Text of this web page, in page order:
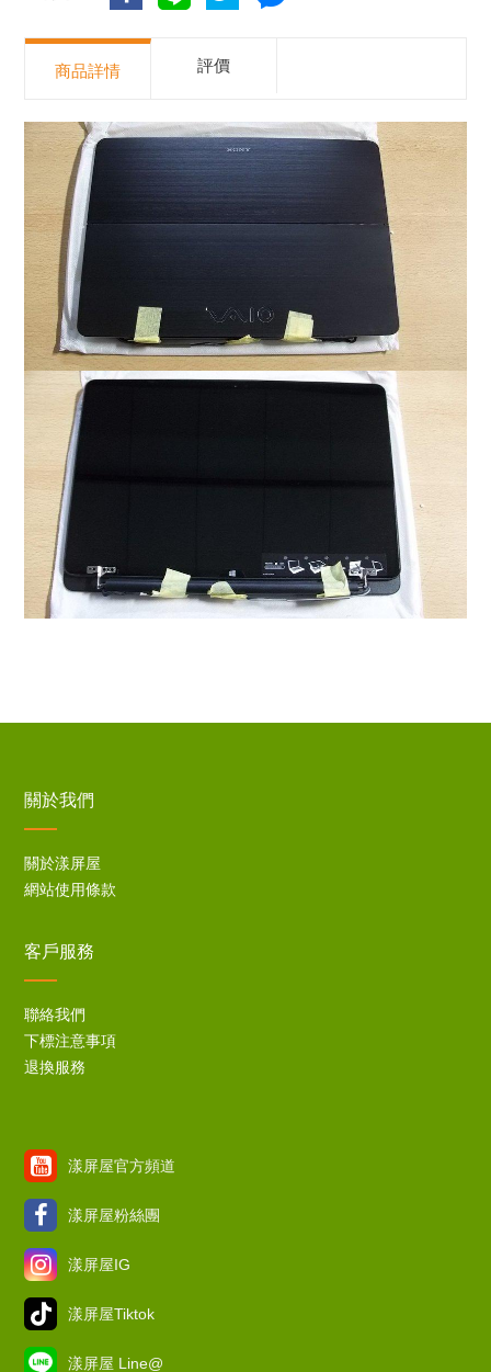
商品詳情 評價
關於我們
關於漾屏屋
網站使用條款
客戶服務
聯絡我們
下標注意事項
退換服務
漾屏屋官方頻道
漾屏屋粉絲團
漾屏屋IG
漾屏屋Tiktok
漾屏屋 Line@